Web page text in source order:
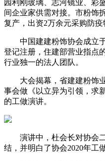
园利刚玻璃、志河镜业、彩
间企业家供需对接。市粉饰
复产，出资2万余元采购防疫
中国建建粉饰协会成立于
登记注册，住建部营业指点
行业独一的法人团队。
大会揭幕，省建建粉饰业
事会做《以立异为引领，求
的工做演讲。
演讲中，杜会长对协会二
结，并明白了协会2020年工